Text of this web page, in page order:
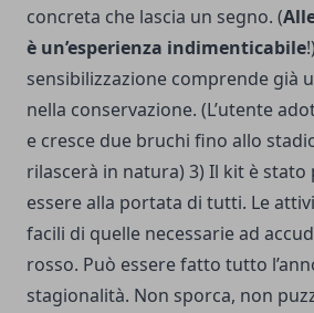
concreta che lascia un segno. (
è un’esperienza indimenticabile
sensibilizzazione comprende già
nella conservazione. (L’utente
e cresce due bruchi fino allo
rilascerà in natura) 3) Il kit è stato
essere alla portata di tutti. Le
facili di quelle necessarie ad
rosso. Può essere fatto tutto
stagionalità. Non sporca, non